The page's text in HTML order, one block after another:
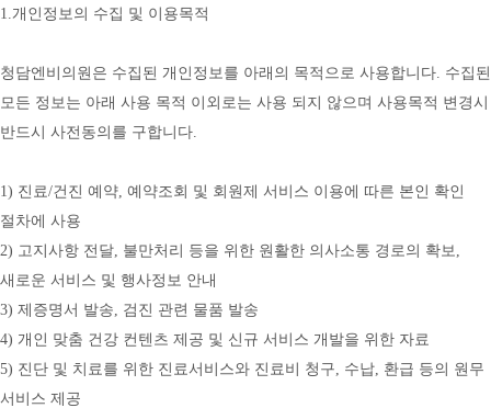
1.개인정보의 수집 및 이용목적
청담엔비의원은 수집된 개인정보를 아래의 목적으로 사용합니다. 수집된
모든 정보는 아래 사용 목적 이외로는 사용 되지 않으며 사용목적 변경시
반드시 사전동의를 구합니다.
1) 진료/건진 예약, 예약조회 및 회원제 서비스 이용에 따른 본인 확인
절차에 사용
2) 고지사항 전달, 불만처리 등을 위한 원활한 의사소통 경로의 확보,
새로운 서비스 및 행사정보 안내
3) 제증명서 발송, 검진 관련 물품 발송
4) 개인 맞춤 건강 컨텐츠 제공 및 신규 서비스 개발을 위한 자료
5) 진단 및 치료를 위한 진료서비스와 진료비 청구, 수납, 환급 등의 원무
서비스 제공